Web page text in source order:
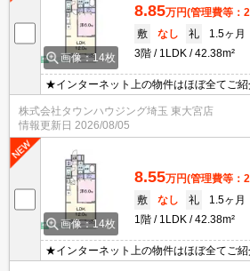
画像：14枚
8.85万円(管理費等：
敷
なし 礼
1.5ヶ月
3階
1LDK 42.38m²
★インターネット上の物件はほぼ全てご
紹介致します★お部屋探しは情報量地域
東大宮店まで★
株式会社タウンハウジング埼玉 東大宮店
情報更新日 2026/08/05
画像：14枚
8.55万円(管理費等：
敷
なし 礼
1.5ヶ月
1階
1LDK 42.38m²
★インターネット上の物件はほぼ全てご
紹介致します★お部屋探しは情報量地域